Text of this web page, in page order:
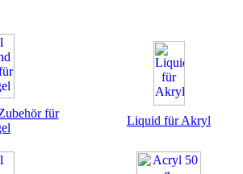
für
Liquid für Akryl